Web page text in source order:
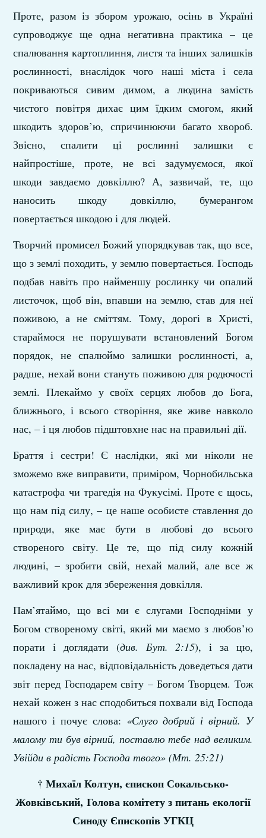
Проте, разом із збором урожаю, осінь в Україні
супроводжує ще одна негативна практика – це
спалювання картоплиння, листя та інших залишків
рослинності, внаслідок чого наші міста і села
покриваються сивим димом, а людина замість
чистого повітря дихає цим їдким смогом, який
шкодить здоров’ю, спричинюючи багато хвороб.
Звісно, спалити ці рослинні залишки є
найпростіше, проте, не всі задумуємося, якої
шкоди завдаємо довкіллю? А, зазвичай, те, що
наносить шкоду довкіллю, бумерангом
повертається шкодою і для людей.
Творчий промисел Божий упорядкував так, що все,
що з землі походить, у землю повертається. Господь
подбав навіть про найменшу рослинку чи опалий
листочок, щоб він, впавши на землю, став для неї
поживою, а не сміттям. Тому, дорогі в Христі,
стараймося не порушувати встановлений Богом
порядок, не спалюймо залишки рослинності, а,
радше, нехай вони стануть поживою для родючості
землі. Плекаймо у своїх серцях любов до Бога,
ближнього, і всього створіння, яке живе навколо
нас, – і ця любов підштовхне нас на правильні дії.
Браття і сестри! Є наслідки, які ми ніколи не
зможемо вже виправити, приміром, Чорнобильська
катастрофа чи трагедія на Фукусімі. Проте є щось,
що нам під силу, – це наше особисте ставлення до
природи, яке має бути в любові до всього
створеного світу. Це те, що під силу кожній
людині, – зробити свій, нехай малий, але все ж
важливий крок для збереження довкілля.
Пам’ятаймо, що всі ми є слугами Господніми у
Богом створеному світі, який ми маємо з любов’ю
порати і доглядати (див. Бут. 2:15), і за цю,
покладену на нас, відповідальність доведеться дати
звіт перед Господарем світу – Богом Творцем. Тож
нехай кожен з нас сподобиться похвали від Господа
нашого і почує слова: «Слуго добрий і вірний. У
малому ти був вірний, поставлю тебе над великим.
Увійди в радість Господа твого» (Мт. 25:21)
† Михаїл Колтун, єпископ Сокальсько-
Жовківський, Голова комітету з питань екології
Синоду Єпископів УГКЦ